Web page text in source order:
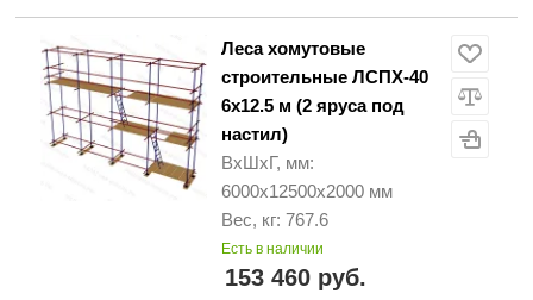
Леса хомутовые
строительные ЛСПХ-40
6х12.5 м (2 яруса под
настил)
ВхШхГ, мм:
6000х12500х2000 мм
Вес, кг: 767.6
Есть в наличии
153 460 руб.